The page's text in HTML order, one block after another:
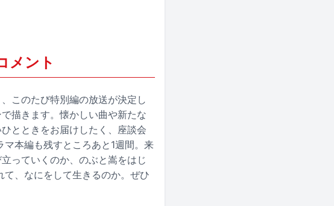
メント
このたび特別編の放送が決定し
描きます。懐かしい曲や新たな
とときをお届けしたく、座談会
本編も残すところあと1週間。来
っていくのか、のぶと嵩をはじ
、なにをして生きるのか。ぜひ